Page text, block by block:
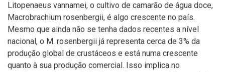
Litopenaeus vannamei, o cultivo de camarão de água doce,
Macrobrachium rosenbergii, é algo crescente no país.
Mesmo que ainda não se tenha dados recentes a nível
nacional, o M. rosenbergii já representa cerca de 3% da
produção global de crustáceos e está numa crescente
quanto à sua produção comercial. Isso implica no